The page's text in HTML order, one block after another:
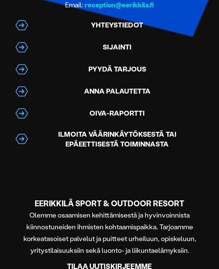
Email:reception@eerikkila.fi
YHTEYSTIEDOT
SIJAINTI
PYYDÄ TARJOUS
ANNA PALAUTETTA
OIVA-RAPORTTI
ILMOITA VÄÄRINKÄYTÖKSESTÄ TAI
EPÄEETTISESTÄ TOIMINNASTA
EERIKKILÄ SPORT & OUTDOOR RESORT
Olemme osaamisen kehittämisestä ja hyvinvoinnista
kiinnostuneiden ihmisten kohtaamispaikka. Tarjoamme
korkeatasoiset palvelut ja puitteet urheiluun, opiskeluun,
yritystilaisuuksiin sekä luonto- ja liikuntaelämyksiin.
TILAA UUTISKIRJEEMME